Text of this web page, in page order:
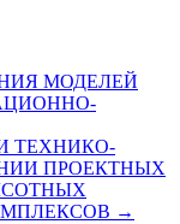
МОДЕЛЕЙ
ТЕХНИКО-
ПРОЕКТНЫХ
→